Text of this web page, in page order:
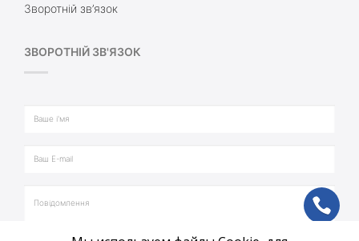
Зворотній зв’язок
ЗВОРОТНІЙ ЗВ'ЯЗОК
ph